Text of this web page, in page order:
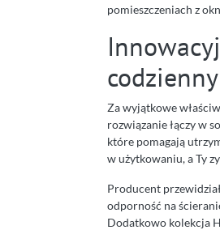
pomieszczeniach z
Za wyjątkowe
rozwiązanie łączy w
które pomagają
w użytkowaniu, a Ty
Producent
odporność na
Dodatkowo kolekcja